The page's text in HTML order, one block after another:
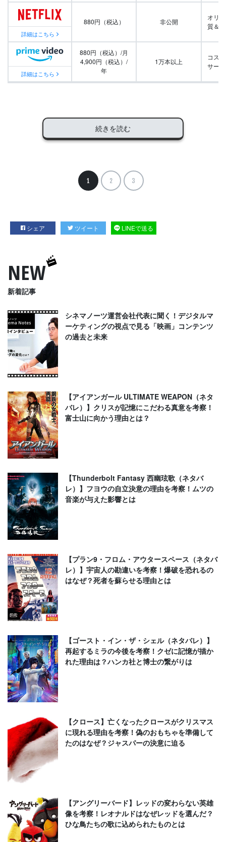
詳細はこちら
880円（税込） 非公開
オリ
質＆
詳細はこちら
880円（税込）/月
4,900円（税込）/
年
1万本以上
コス
サー
続きを読む
1 2 3
シェア ツイート LINEで送る
NEW
新着記事
シネマノーツ運営会社代表に聞く！デジタルマ
ーケティングの視点で見る「映画」コンテンツ
の過去と未来
【アイアンガール ULTIMATE WEAPON（ネタ
バレ）】クリスが記憶にこだわる真意を考察！
富士山に向かう理由とは？
【Thunderbolt Fantasy 西幽玹歌（ネタバ
レ）】フヨウの自立決意の理由を考察！ムツの
音楽が与えた影響とは
【プラン9・フロム・アウタースペース（ネタバ
レ）】宇宙人の勘違いを考察！爆破を恐れるの
はなぜ？死者を蘇らせる理由とは
【ゴースト・イン・ザ・シェル（ネタバレ）】
再起するミラの今後を考察！クゼに記憶が描か
れた理由は？ハンカ社と博士の繋がりは
【クロース】亡くなったクロースがクリスマス
に現れる理由を考察！偽のおもちゃを準備して
たのはなぜ？ジャスパーの決意に迫る
【アングリーバード】レッドの変わらない英雄
像を考察！レオナルドはなぜレッドを選んだ？
ひな鳥たちの歌に込められたものとは